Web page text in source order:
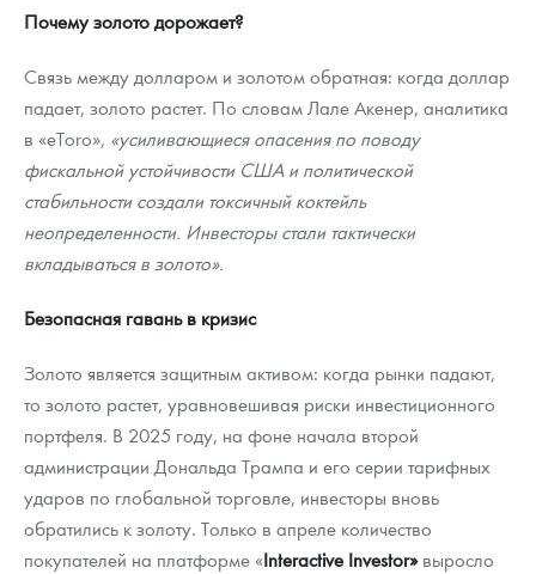
Почему золото дорожает?
Связь между долларом и золотом обратная: когда доллар
падает, золото растет. По словам Лале Акенер, аналитика
в «eToro», «усиливающиеся опасения по поводу
фискальной устойчивости США и политической
стабильности создали токсичный коктейль
неопределенности. Инвесторы стали тактически
вкладываться в золото».
Безопасная гавань в кризис
Золото является защитным активом: когда рынки падают,
то золото растет, уравновешивая риски инвестиционного
портфеля. В 2025 году, на фоне начала второй
администрации Дональда Трампа и его серии тарифных
ударов по глобальной торговле, инвесторы вновь
обратились к золоту. Только в апреле количество
покупателей на платформе «Interactive Investor»выросло